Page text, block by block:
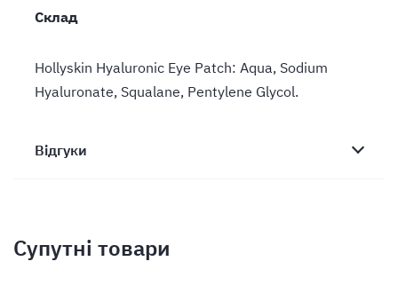
Склад
Hollyskin Hyaluronic Eye Patch: Aqua, Sodium
Hyaluronate, Squalane, Pentylene Glycol.
Відгуки
Супутні товари